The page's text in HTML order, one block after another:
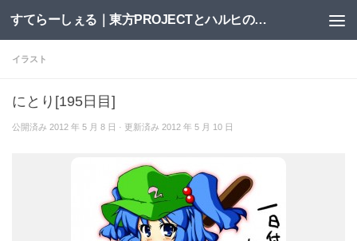
コンテンツへスキップ すてらーしぇる｜東方PROJECTとハルヒの二次創作サイト
イラスト
にとり[195日目]
公開済み 2012 年 5 月 8 日 · 更新済み 2012 年 5 月 10 日